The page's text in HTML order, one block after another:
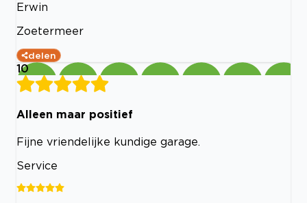
Erwin
Zoetermeer
delen
10
Alleen maar positief
Fijne vriendelijke kundige garage.
Service